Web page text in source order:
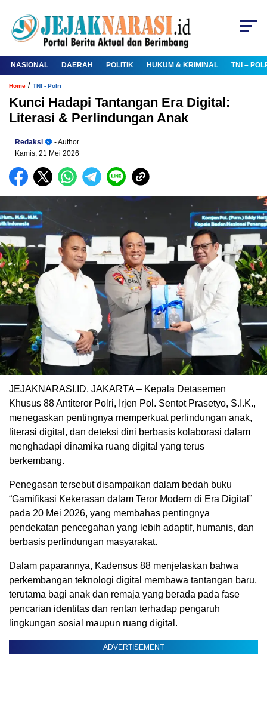
NASIONAL DAERAH POLITIK HUKUM & KRIMINAL TNI –
Home / TNI - Polri
Kunci Hadapi Tantangan Era Digital:
Literasi & Perlindungan Anak
Redaksi
- Author
Kamis, 21 Mei 2026
JEJAKNARASI.ID, JAKARTA – Kepala Detasemen
Khusus 88 Antiteror Polri, Irjen Pol. Sentot Prasetyo, S.I.K.,
menegaskan pentingnya memperkuat perlindungan anak,
literasi digital, dan deteksi dini berbasis kolaborasi dalam
menghadapi dinamika ruang digital yang terus
berkembang.
Penegasan tersebut disampaikan dalam bedah buku
“Gamifikasi Kekerasan dalam Teror Modern di Era Digital”
pada 20 Mei 2026, yang membahas pentingnya
pendekatan pencegahan yang lebih adaptif, humanis, dan
berbasis perlindungan masyarakat.
Dalam paparannya, Kadensus 88 menjelaskan bahwa
perkembangan teknologi digital membawa tantangan baru,
terutama bagi anak dan remaja yang berada pada fase
pencarian identitas dan rentan terhadap pengaruh
lingkungan sosial maupun ruang digital.
ADVERTISEMENT